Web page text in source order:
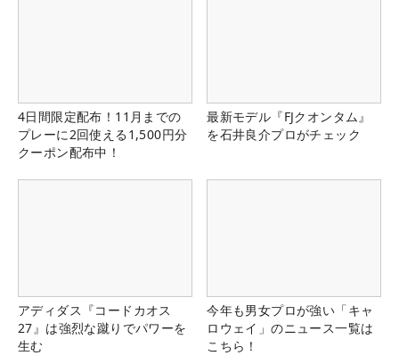
4日間限定配布！11月までの
プレーに2回使える1,500円分
クーポン配布中！
最新モデル『FJクオンタム』
を石井良介プロがチェック
アディダス『コードカオス
27』は強烈な蹴りでパワーを
生む
今年も男女プロが強い「キャ
ロウェイ」のニュース一覧は
こちら！